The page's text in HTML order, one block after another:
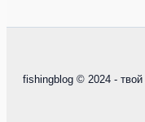
fishingblog © 2024 -